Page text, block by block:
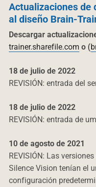
Actualizaciones de
al diseño Brain-
Descargar
trainer.sharefile.com o (
18 de julio de 2022
REVISIÓN: entrada del
18 de julio de 2022
REVISIÓN: entrada de
10 de agosto de 2021
REVISIÓN: Las
Silence Vision tenían el
configuración